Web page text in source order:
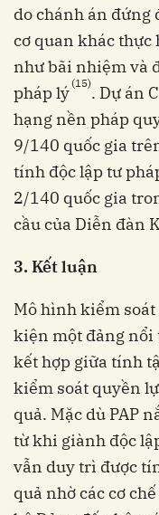
do chánh án đứng
cơ quan khác
như bãi nhiệm và
pháp lý(15). Dự án
hạng nền pháp
9/140 quốc gia
tính độc lập tư
2/140 quốc gia
cầu của Diễn đàn
3. Kết luận
Mô hình kiểm
kiện một đảng nổi
kết hợp giữa tính
kiểm soát quyền
quả. Mặc dù PAP
từ khi giành độc
vẫn duy trì được
quả nhờ các cơ